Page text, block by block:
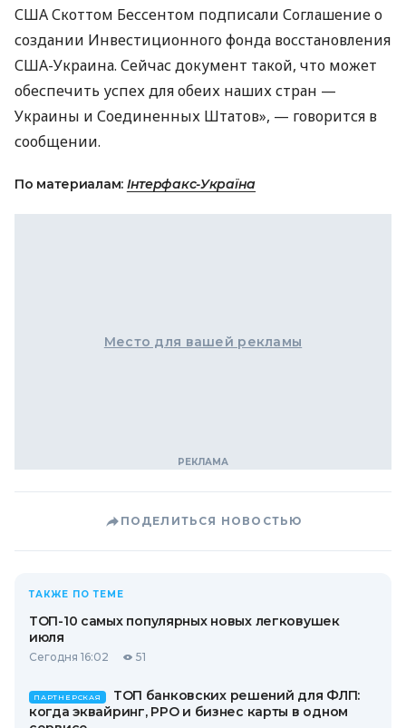
США Скоттом Бессентом подписали Соглашение о
создании Инвестиционного фонда восстановления
США-Украина. Сейчас документ такой, что может
обеспечить успех для обеих наших стран —
Украины и Соединенных Штатов», — говорится в
сообщении.
По материалам: Інтерфакс-Україна
Место для вашей рекламы
ПОДЕЛИТЬСЯ НОВОСТЬЮ
ТАКЖЕ ПО ТЕМЕ
ТОП-10 самых популярных новых легковушек
июля
Сегодня 16:02 51
ПАРТНЕРСКАЯ
ТОП банковских решений для ФЛП:
когда эквайринг, РРО и бизнес карты в одном